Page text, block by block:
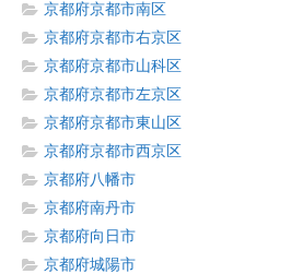
京都府京都市南区
京都府京都市右京区
京都府京都市山科区
京都府京都市左京区
京都府京都市東山区
京都府京都市西京区
京都府八幡市
京都府南丹市
京都府向日市
京都府城陽市